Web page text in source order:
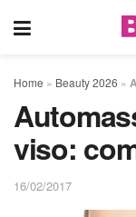
Home » Beauty 2026 »
viso:
16/02/2017